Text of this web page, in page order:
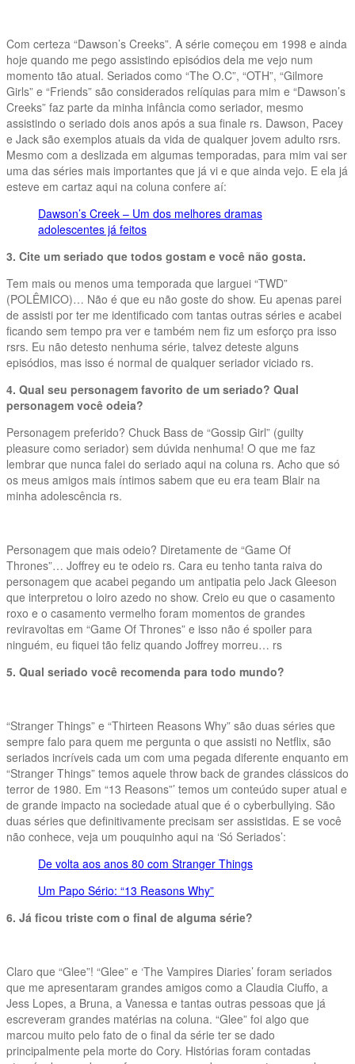
Com certeza “Dawson’s Creeks”. A série começou em 1998 e ainda
hoje quando me pego assistindo episódios dela me vejo num
momento tão atual. Seriados como “The O.C”, “OTH”, “Gilmore
Girls” e “Friends” são considerados relíquias para mim e “Dawson’s
Creeks” faz parte da minha infância como seriador, mesmo
assistindo o seriado dois anos após a sua finale rs. Dawson, Pacey
e Jack são exemplos atuais da vida de qualquer jovem adulto rsrs.
Mesmo com a deslizada em algumas temporadas, para mim vai ser
uma das séries mais importantes que já vi e que ainda vejo. E ela já
esteve em cartaz aqui na coluna confere aí:
Dawson’s Creek – Um dos melhores dramas
adolescentes já feitos
3. Cite um seriado que todos gostam e você não gosta.
Tem mais ou menos uma temporada que larguei “TWD”
(POLÊMICO)… Não é que eu não goste do show. Eu apenas parei
de assisti por ter me identificado com tantas outras séries e acabei
ficando sem tempo pra ver e também nem fiz um esforço pra isso
rsrs. Eu não detesto nenhuma série, talvez deteste alguns
episódios, mas isso é normal de qualquer seriador viciado rs.
4. Qual seu personagem favorito de um seriado? Qual
personagem você odeia?
Personagem preferido? Chuck Bass de “Gossip Girl” (guilty
pleasure como seriador) sem dúvida nenhuma! O que me faz
lembrar que nunca falei do seriado aqui na coluna rs. Acho que só
os meus amigos mais íntimos sabem que eu era team Blair na
minha adolescência rs.
Personagem que mais odeio? Diretamente de “Game Of
Thrones”… Joffrey eu te odeio rs. Cara eu tenho tanta raiva do
personagem que acabei pegando um antipatia pelo Jack Gleeson
que interpretou o loiro azedo no show. Creio eu que o casamento
roxo e o casamento vermelho foram momentos de grandes
reviravoltas em “Game Of Thrones” e isso não é spoiler para
ninguém, eu fiquei tão feliz quando Joffrey morreu… rs
5. Qual seriado você recomenda para todo mundo?
“Stranger Things” e “Thirteen Reasons Why” são duas séries que
sempre falo para quem me pergunta o que assisti no Netflix, são
seriados incríveis cada um com uma pegada diferente enquanto em
“Stranger Things” temos aquele throw back de grandes clássicos do
terror de 1980. Em “13 Reasons”’ temos um conteúdo super atual e
de grande impacto na sociedade atual que é o cyberbullying. São
duas séries que definitivamente precisam ser assistidas. E se você
não conhece, veja um pouquinho aqui na ‘Só Seriados’:
De volta aos anos 80 com Stranger Things
Um Papo Sério: “13 Reasons Why”
6. Já ficou triste com o final de alguma série?
Claro que “Glee”! “Glee” e ‘The Vampires Diaries’ foram seriados
que me apresentaram grandes amigos como a Claudia Ciuffo, a
Jess Lopes, a Bruna, a Vanessa e tantas outras pessoas que já
escreveram grandes matérias na coluna. “Glee” foi algo que
marcou muito pelo fato de o final da série ter se dado
principalmente pela morte do Cory. Histórias foram contadas